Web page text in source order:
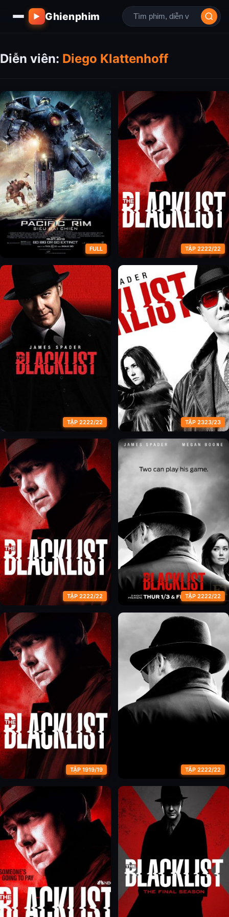
▶ Ghienphim
Diễn viên: Diego Klattenhoff
FULL
Siêu Đại Chiến
TẬP 2222/22
Danh Sách Đen (Phần 1)
TẬP 2222/22
Danh Sách Đen (Phần 2)
TẬP 2323/23
TẬP 2222/22
Danh Sách Đen (Phần 5)
TẬP 2222/22
Danh Sách Đen (Phần 6)
TẬP 1919/19
Danh Sách Đen (Phần 7)
TẬP 2222/22
Danh Sách Đen (Phần 8)